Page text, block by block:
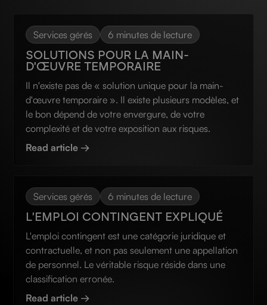
Services gérés 6 minutes de lecture
SOLUTIONS POUR LA MAIN-
D'ŒUVRE TEMPORAIRE
Il n'existe pas de « solution unique pour la main-
d'œuvre temporaire ». Il existe plusieurs modèles, et
le bon dépend de votre envergure, de votre
complexité et de votre exposition aux risques.
Read article →
Services gérés 6 minutes de lecture
L'EMPLOI CONTINGENT EXPLIQUÉ
L'emploi contingent est une catégorie juridique et
contractuelle, et non pas seulement une appellation
de personnel. Le véritable risque réside dans une
classification erronée.
Read article →